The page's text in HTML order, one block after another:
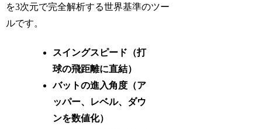
を3次元で完全解析する世界基準のツー
ルです。
スイングスピード（打
球の飛距離に直結）
バットの進入角度（ア
ッパー、レベル、ダウ
ンを数値化）